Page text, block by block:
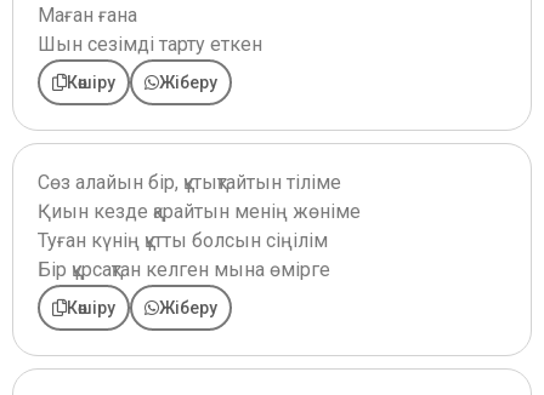
Маған ғана
Шын сезімді тарту еткен
Көшіру Жіберу
Сөз алайын бір, құтықтайтын тіліме
Қиын кезде қарайтын менің жөніме
Туған күнің құтты болсын сіңілім
Бір құрсақтан келген мына өмірге
Көшіру Жіберу